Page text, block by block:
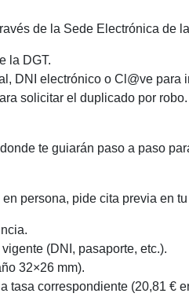
de la Sede Electrónica de
la DGT.
DNI electrónico o Cl@ve para
solicitar el duplicado por robo.
te guiarán paso a paso
persona, pide cita previa en
(DNI, pasaporte, etc.).
32×26 mm).
tasa correspondiente (20,81 €